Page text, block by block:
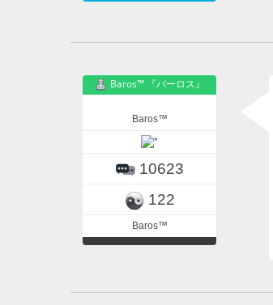
Baros™ 『バーロス』
Baros™
10623
122
Baros™